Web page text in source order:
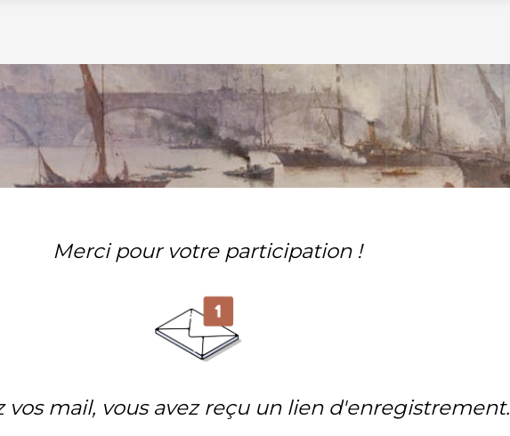
Merci pour votre participation !
vos mail, vous avez reçu un lien d'enregistrement.